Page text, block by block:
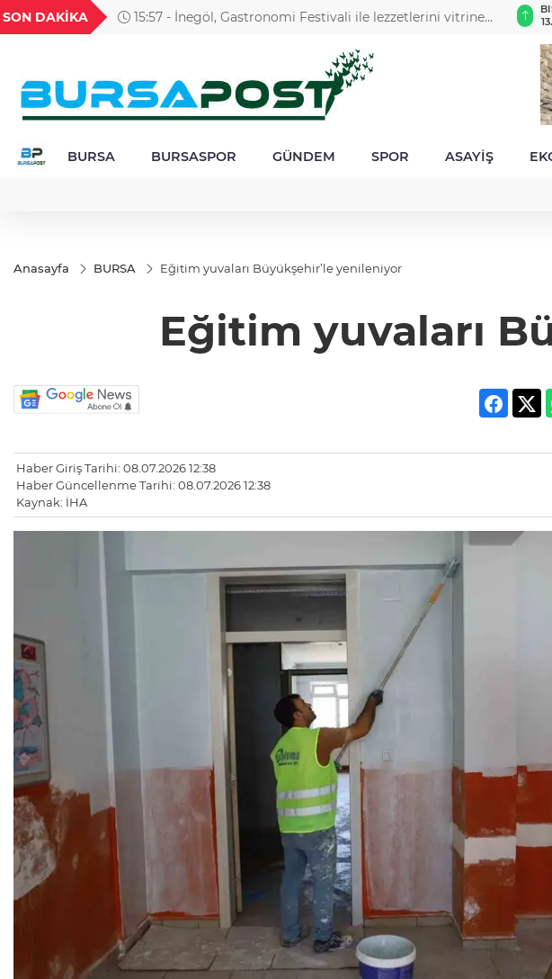
SON DAKİKA
15:57 - İnegöl, Gastronomi Festivali ile lezzetlerini vitrine
18,1988
TND
16,2312
28,0626
VND
0,0018
GAU/TRY
6.490,23
BURSA BURSASPOR GÜNDEM SPOR ASAYİŞ
Anasayfa BURSA Eğitim yuvaları Büyükşehir’le yenileniyor
Eğitim yuvaları
Haber Giriş Tarihi: 08.07.2026 12:38
Haber Güncellenme Tarihi: 08.07.2026 12:38
Kaynak: İHA